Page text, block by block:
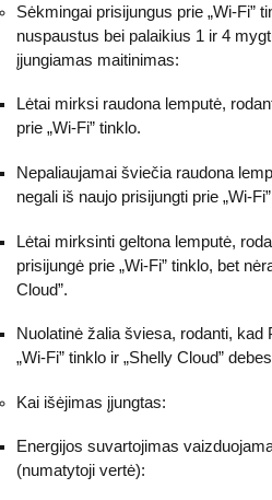
Sėkmingai prisijungus prie „Wi-Fi”
nuspaustus bei palaikius 1 ir 4
įjungiamas maitinimas:
Lėtai mirksi raudona lemputė,
prie „Wi-Fi” tinklo.
Nepaliaujamai šviečia raudona
negali iš naujo prisijungti prie „Wi-
Lėtai mirksinti geltona lemputė,
prisijungė prie „Wi-Fi” tinklo, bet
Cloud”.
Nuolatinė žalia šviesa, rodanti, kad
„Wi-Fi” tinklo ir „Shelly Cloud”
Kai išėjimas įjungtas:
Energijos suvartojimas
(numatytoji vertė):